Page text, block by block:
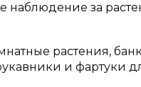
наблюдение за
растения,
и фартуки